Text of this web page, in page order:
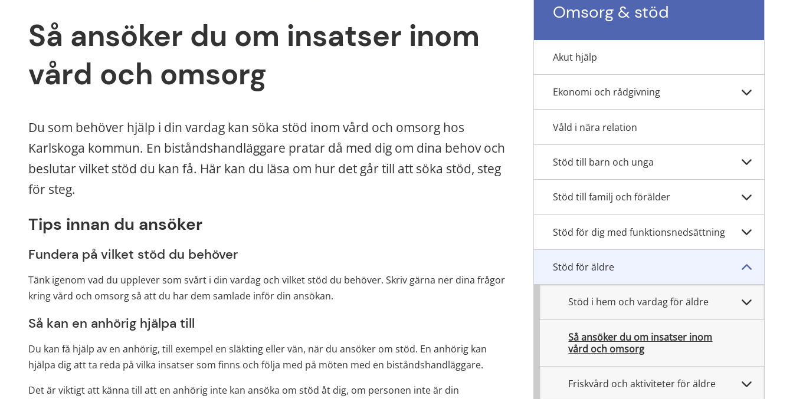
Så ansöker du om insatser inom
vård och omsorg
Du som behöver hjälp i din vardag kan söka stöd inom vård och omsorg hos
Karlskoga kommun. En biståndshandläggare pratar då med dig om dina behov och
beslutar vilket stöd du kan få. Här kan du läsa om hur det går till att söka stöd, steg
för steg.
Tips innan du ansöker
Fundera på vilket stöd du behöver
Tänk igenom vad du upplever som svårt i din vardag och vilket stöd du behöver. Skriv gärna ner dina frågor
kring vård och omsorg så att du har dem samlade inför din ansökan.
Så kan en anhörig hjälpa till
Du kan få hjälp av en anhörig, till exempel en släkting eller vän, när du ansöker om stöd. En anhörig kan
hjälpa dig att ta reda på vilka insatser som finns och följa med på möten med en biståndshandläggare.
Det är viktigt att känna till att en anhörig inte kan ansöka om stöd åt dig, om personen inte är din
Omsorg & stöd
Akut hjälp
Ekonomi och rådgivning
Våld i nära relation
Stöd till barn och unga
Stöd till familj och förälder
Stöd för dig med funktionsnedsättning
Stöd för äldre
Stöd i hem och vardag för äldre
Så ansöker du om insatser inom
vård och omsorg
Friskvård och aktiviteter för äldre